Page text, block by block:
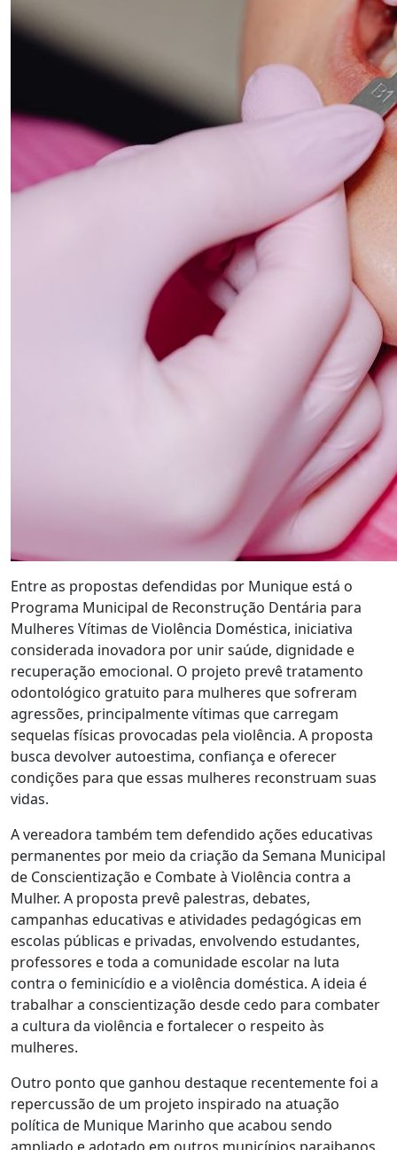
Entre as propostas defendidas por Munique está o
Programa Municipal de Reconstrução Dentária para
Mulheres Vítimas de Violência Doméstica, iniciativa
considerada inovadora por unir saúde, dignidade e
recuperação emocional. O projeto prevê tratamento
odontológico gratuito para mulheres que sofreram
agressões, principalmente vítimas que carregam
sequelas físicas provocadas pela violência. A proposta
busca devolver autoestima, confiança e oferecer
condições para que essas mulheres reconstruam suas
vidas.
A vereadora também tem defendido ações educativas
permanentes por meio da criação da Semana Municipal
de Conscientização e Combate à Violência contra a
Mulher. A proposta prevê palestras, debates,
campanhas educativas e atividades pedagógicas em
escolas públicas e privadas, envolvendo estudantes,
professores e toda a comunidade escolar na luta
contra o feminicídio e a violência doméstica. A ideia é
trabalhar a conscientização desde cedo para combater
a cultura da violência e fortalecer o respeito às
mulheres.
Outro ponto que ganhou destaque recentemente foi a
repercussão de um projeto inspirado na atuação
política de Munique Marinho que acabou sendo
ampliado e adotado em outros municípios paraibanos.